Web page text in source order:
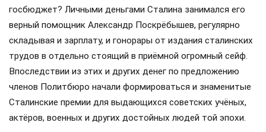
госбюджет? Личными деньгами Сталина занимался его
верный помощник Александр Поскрёбышев, регулярно
складывая и зарплату, и гонорары от издания сталинских
трудов в отдельно стоящий в приёмной огромный сейф.
Впоследствии из этих и других денег по предложению
членов Политбюро начали формироваться и знаменитые
Сталинские премии для выдающихся советских учёных,
актёров, военных и других достойных людей той эпохи.